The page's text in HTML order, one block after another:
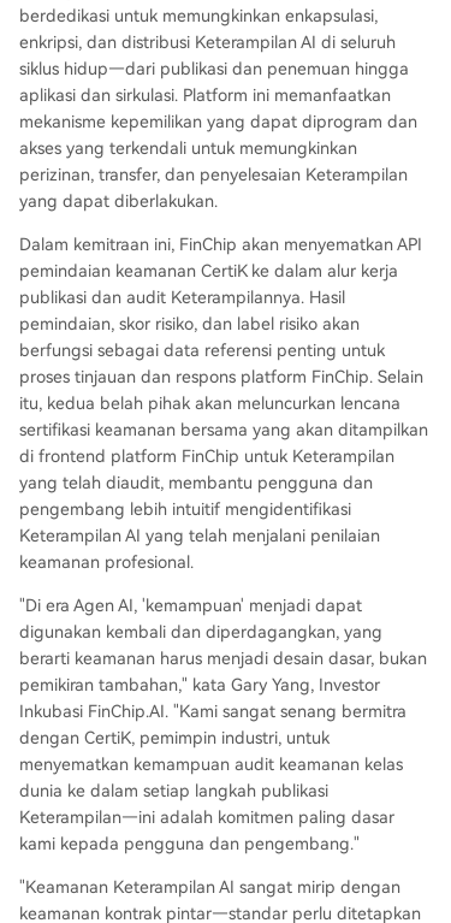
berdedikasi untuk memungkinkan enkapsulasi,
enkripsi, dan distribusi Keterampilan AI di seluruh
siklus hidup—dari publikasi dan penemuan hingga
aplikasi dan sirkulasi. Platform ini memanfaatkan
mekanisme kepemilikan yang dapat diprogram dan
akses yang terkendali untuk memungkinkan
perizinan, transfer, dan penyelesaian Keterampilan
yang dapat diberlakukan.
Dalam kemitraan ini, FinChip akan menyematkan API
pemindaian keamanan CertiK ke dalam alur kerja
publikasi dan audit Keterampilannya. Hasil
pemindaian, skor risiko, dan label risiko akan
berfungsi sebagai data referensi penting untuk
proses tinjauan dan respons platform FinChip. Selain
itu, kedua belah pihak akan meluncurkan lencana
sertifikasi keamanan bersama yang akan ditampilkan
di frontend platform FinChip untuk Keterampilan
yang telah diaudit, membantu pengguna dan
pengembang lebih intuitif mengidentifikasi
Keterampilan AI yang telah menjalani penilaian
keamanan profesional.
"Di era Agen AI, 'kemampuan' menjadi dapat
digunakan kembali dan diperdagangkan, yang
berarti keamanan harus menjadi desain dasar, bukan
pemikiran tambahan," kata Gary Yang, Investor
Inkubasi FinChip.AI. "Kami sangat senang bermitra
dengan CertiK, pemimpin industri, untuk
menyematkan kemampuan audit keamanan kelas
dunia ke dalam setiap langkah publikasi
Keterampilan—ini adalah komitmen paling dasar
kami kepada pengguna dan pengembang."
"Keamanan Keterampilan AI sangat mirip dengan
keamanan kontrak pintar—standar perlu ditetapkan